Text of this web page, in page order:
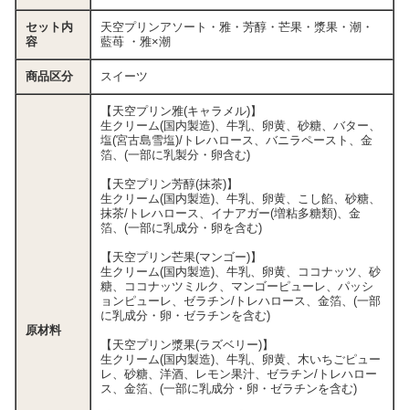
セット内
容
天空プリンアソート・雅・芳醇・芒果・漿果・潮・
藍苺 ・雅×潮
商品区分 スイーツ
原材料
【天空プリン雅(キャラメル)】
生クリーム(国内製造)、牛乳、卵黄、砂糖、バター、
塩(宮古島雪塩)/トレハロース、バニラペースト、金
箔、(一部に乳製分・卵含む)
【天空プリン芳醇(抹茶)】
生クリーム(国内製造)、牛乳、卵黄、こし餡、砂糖、
抹茶/トレハロース、イナアガー(増粘多糖類)、金
箔、(一部に乳成分・卵を含む)
【天空プリン芒果(マンゴー)】
生クリーム(国内製造)、牛乳、卵黄、ココナッツ、砂
糖、ココナッツミルク、マンゴーピューレ、パッシ
ョンピューレ、ゼラチン/トレハロース、金箔、(一部
に乳成分・卵・ゼラチンを含む)
【天空プリン漿果(ラズベリー)】
生クリーム(国内製造)、牛乳、卵黄、木いちごピュー
レ、砂糖、洋酒、レモン果汁、ゼラチン/トレハロー
ス、金箔、(一部に乳成分・卵・ゼラチンを含む)